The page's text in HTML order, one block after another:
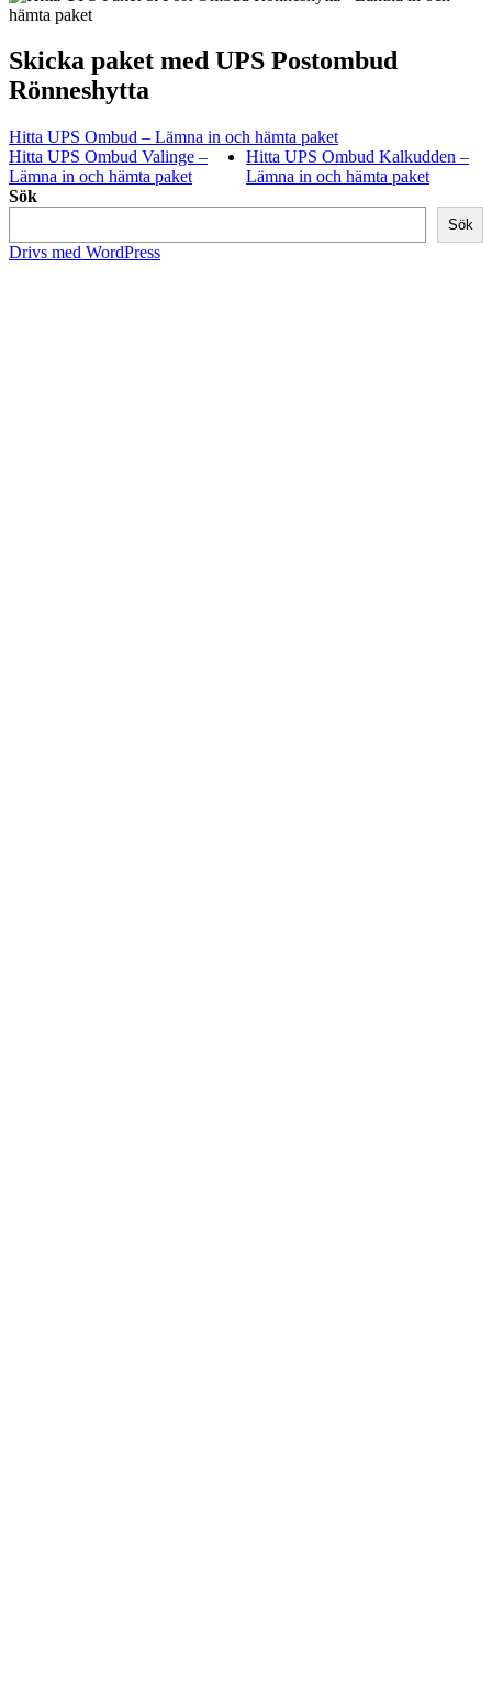
Skicka paket med UPS Postombud
Rönneshytta
Hitta UPS Ombud – Lämna in och hämta paket
Hitta UPS Ombud Valinge –
Lämna in och hämta paket
Hitta UPS Ombud Kalkudden –
Lämna in och hämta paket
Sök
Sök
Drivs med WordPress